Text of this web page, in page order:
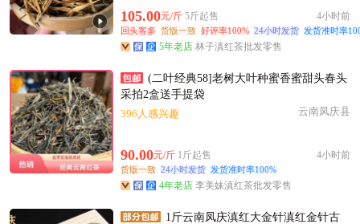
石家庄市邓**老板10分钟前成功采购
石家庄市古**老板3分钟前获取了报价
附近孟**老板51分钟前看了商品
石家庄市卢**老板50分钟前获取了报价
附近夏**老板24分钟前看了商品
附近聂**老板1小时前成功采购
石家庄市梁**老板18分钟前获取了报价
石家庄市文**老板54分钟前成功采购
105.00元/斤 5斤起售 4小时前
回头客多 货版一致 好评率100% 24小时发货 发货准时率
5年老店 林子滇红茶批发零售
(二叶经典58]老树大叶种蜜香蜜甜头春头
采拍2盒送手提袋
396人感兴趣
云南凤庆县
90.00元/斤 1斤起售 4小时前
货版一致 24小时发货 发货准时率100%
4年老店 李美妹滇红茶批发零售
1斤云南凤庆滇红大金针滇红金针古